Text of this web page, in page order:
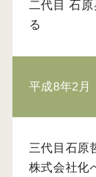
二代目 石
る
平成8年2月
三代目石原
株式会社化